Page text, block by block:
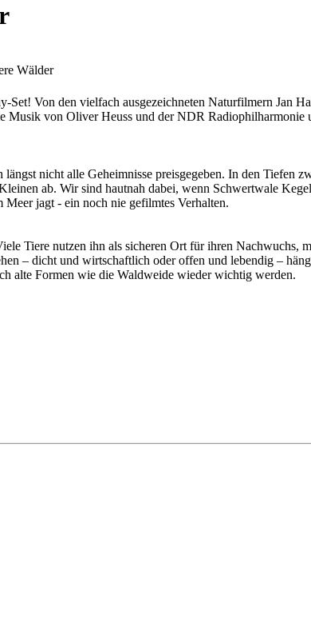
Wälder
Von den vielfach ausgezeichneten Naturfilmern Jan
Musik von Oliver Heuss und der NDR
nicht alle Geheimnisse preisgegeben. In den Tiefen
ab. Wir sind hautnah dabei, wenn Schwertwale
jagt - ein noch nie gefilmtes Verhalten.
Tiere nutzen ihn als sicheren Ort für ihren Nachwuchs,
– dicht und wirtschaftlich oder offen und lebendig –
alte Formen wie die Waldweide wieder wichtig werden.